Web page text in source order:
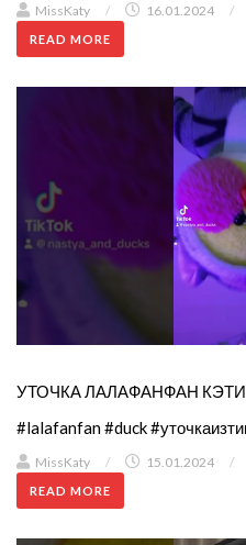
MissKaty / 16.01.2024 /
READ MORE
УТОЧКА ЛАЛАФАНФАН
#lalafanfan #duck
MissKaty / 15.01.2024 /
READ MORE